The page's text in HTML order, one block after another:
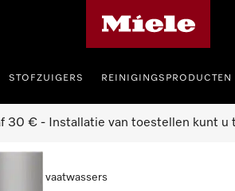
STOFZUIGERS REINIGINGSPRODUCTEN
30 € - Installatie van toestellen kunt
vaatwassers